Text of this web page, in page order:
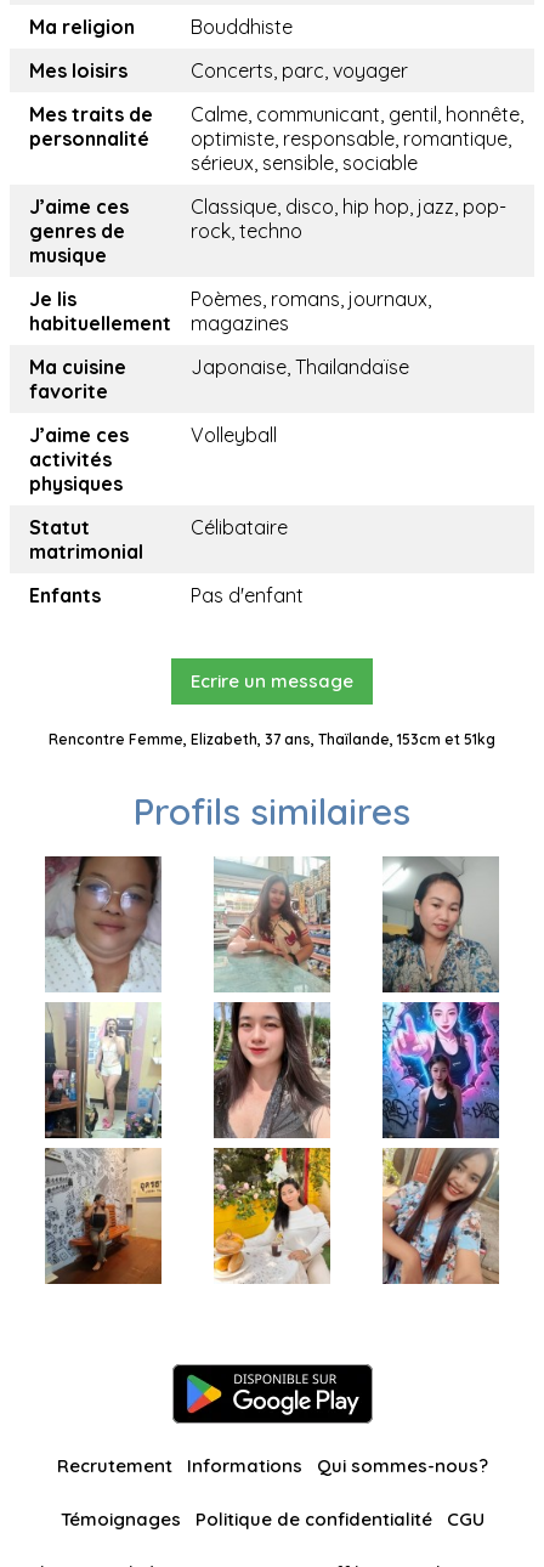
Ma religion
Bouddhiste
Mes loisirs
Concerts, parc, voyager
Mes traits de
personnalité
Calme, communicant, gentil, honnête,
optimiste, responsable, romantique,
sérieux, sensible, sociable
J’aime ces
genres de
musique
Classique, disco, hip hop, jazz, pop-
rock, techno
Je lis
habituellement
Poèmes, romans, journaux,
magazines
Ma cuisine
favorite
Japonaise, Thailandaïse
J’aime ces
activités
physiques
Volleyball
Statut
matrimonial
Célibataire
Enfants Pas d'enfant
Ecrire un message
Rencontre Femme, Elizabeth, 37 ans, Thaïlande, 153cm et 51kg
Profils similaires
Recrutement Informations Qui sommes-nous?
Témoignages Politique de confidentialité CGU